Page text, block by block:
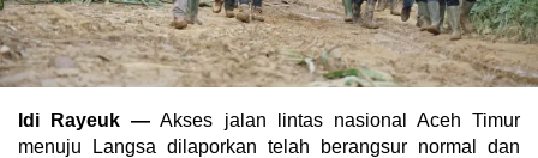
Idi Rayeuk — Akses jalan lintas nasional Aceh Timur
menuju Langsa dilaporkan telah berangsur normal dan